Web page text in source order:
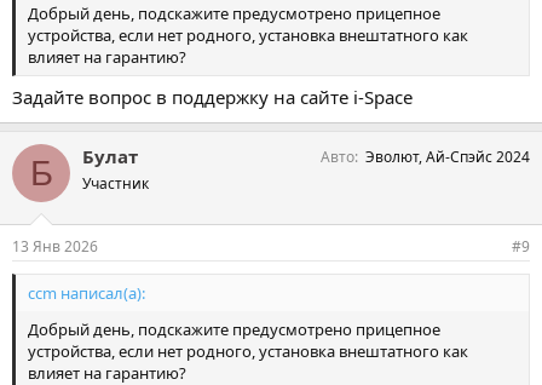
Добрый день, подскажите предусмотрено прицепное
устройства, если нет родного, установка внештатного как
влияет на гарантию?
Задайте вопрос в поддержку на сайте i-Space
Б Булат
Участник
Авто Эволют, Ай-Спэйс 2024
13 Янв 2026 #9
ccm написал(а):
Добрый день, подскажите предусмотрено прицепное
устройства, если нет родного, установка внештатного как
влияет на гарантию?